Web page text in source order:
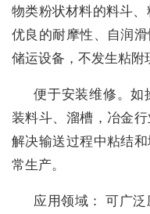
物类粉状材料的料斗
优良的耐摩性、自润
储运设备，不发生粘附
便于安装维修。如
装料斗、溜槽，冶金
解决输送过程中粘结
常生产。
应用领域： 可广